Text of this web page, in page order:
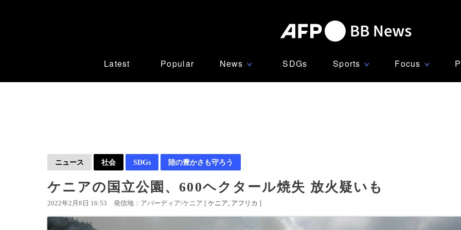
Latest Popular News ∨ SDGs Sports ∨ Focus ∨
ニュース 社会 SDGs 陸の豊かさも守ろう
ケニアの国立公園、600ヘクタール焼失 放火疑いも
2022年2月8日 16:53 発信地：アバーディア/ケニア [ ケニア アフリカ ]